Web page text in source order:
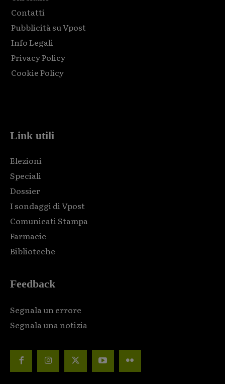
Contatti
Pubblicità su Vpost
Info Legali
Privacy Policy
Cookie Policy
Link utili
Elezioni
Speciali
Dossier
I sondaggi di Vpost
Comunicati Stampa
Farmacie
Biblioteche
Feedback
Segnala un errore
Segnala una notizia